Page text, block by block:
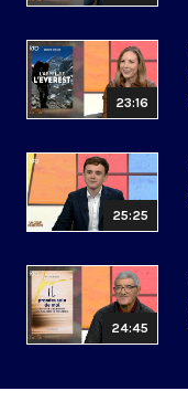
23:16
25:25
24:45